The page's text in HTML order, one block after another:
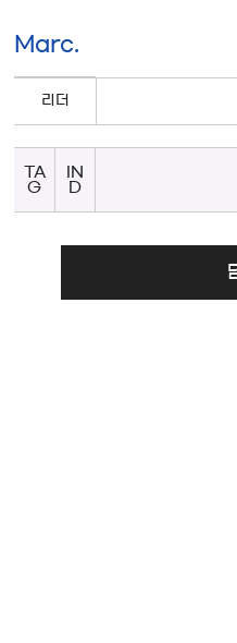
Marc.
리더
TA
G
IN
D